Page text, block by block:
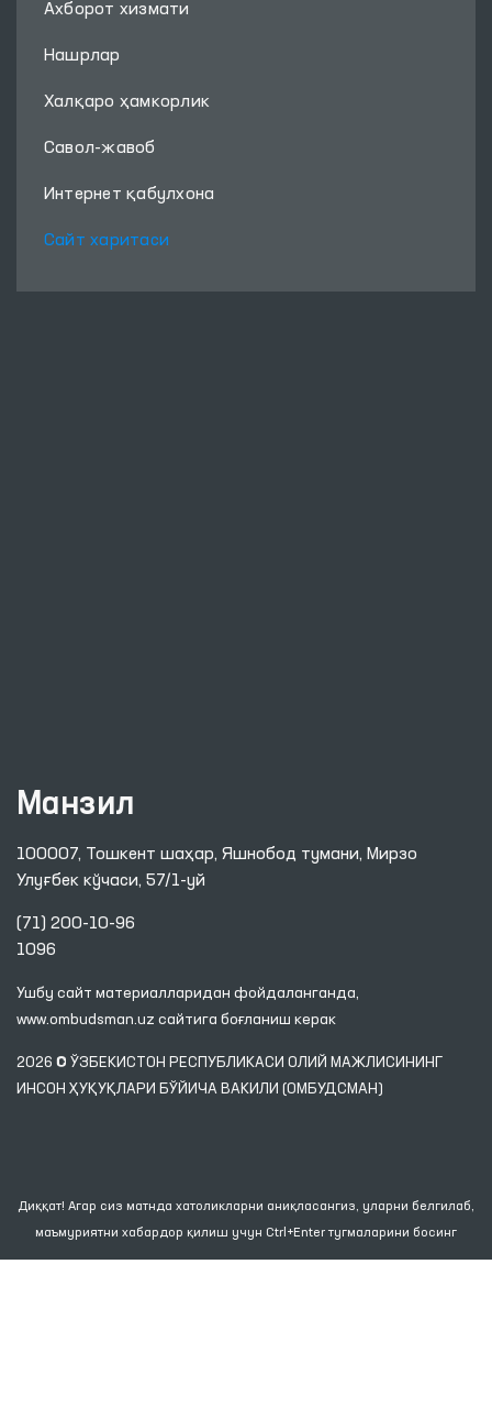
Ахборот хизмати
Нашрлар
Халқаро ҳамкорлик
Савол-жавоб
Интернет қабулхона
Сайт харитаси
Манзил
100007, Тошкент шаҳар, Яшнобод тумани, Мирзо
Улуғбек кўчаси, 57/1-уй
(71) 200-10-96
1096
Ушбу сайт материалларидан фойдаланганда,
www.ombudsman.uz сайтига боғланиш керак
2026 © ЎЗБЕКИСТОН РЕСПУБЛИКАСИ ОЛИЙ МАЖЛИСИНИНГ
ИНСОН ҲУҚУҚЛАРИ БЎЙИЧА ВАКИЛИ (ОМБУДСМАН)
Диққат! Агар сиз матнда хатоликларни аниқласангиз, уларни белгилаб,
маъмуриятни хабардор қилиш учун Ctrl+Enter тугмаларини босинг